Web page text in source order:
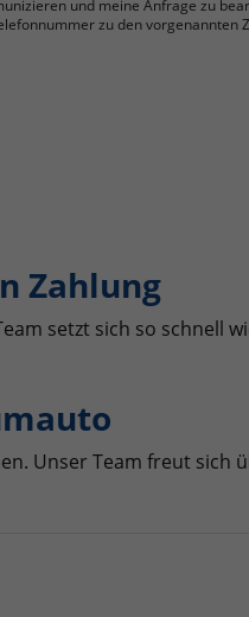
und meine Anfrage zu
zu den vorgenannten
Zahlung
setzt sich so schnell
Unser Team freut sich